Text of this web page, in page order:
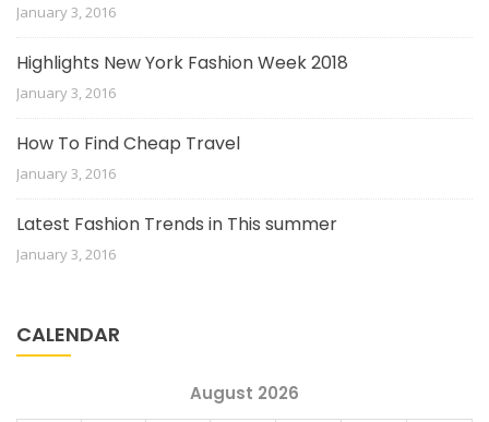
January 3, 2016
Highlights New York Fashion Week 2018
January 3, 2016
How To Find Cheap Travel
January 3, 2016
Latest Fashion Trends in This summer
January 3, 2016
CALENDAR
August 2026